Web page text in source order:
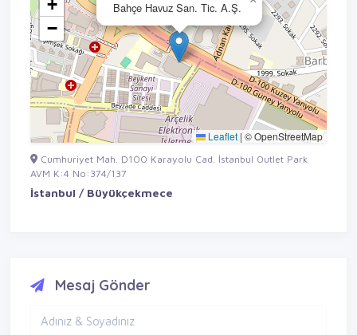
Bahçe Havuz San. Tic. A.Ş.
+
−
Leaflet | © OpenStreetMap
Cumhuriyet Mah. D100 Karayolu Cad. İstanbul Outlet Park
AVM K:4 No:374/137
İstanbul / Büyükçekmece
Mesaj Gönder